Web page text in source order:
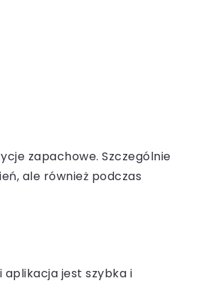
zapachowe. Szczególnie
ale również podczas
aplikacja jest szybka i